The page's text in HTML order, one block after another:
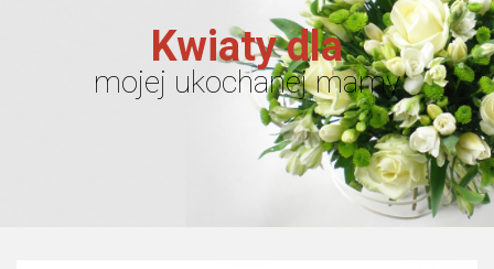
Kwiaty dla
mojej ukochanej mamy